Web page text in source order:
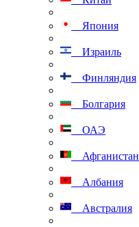
Япония
Израиль
Финляндия
Болгария
ОАЭ
Афганистан
Албания
Австралия